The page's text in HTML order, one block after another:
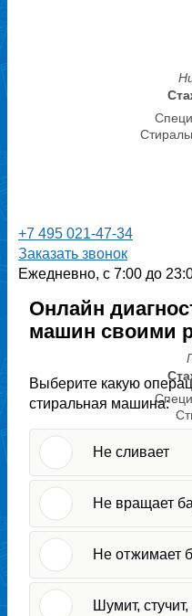
+7 495 021-47-34
Заказать звонок
Ежедневно, с 7:00 до
Онлайн
машин своими
Выберите какую
стиральная машина:
Не сливает
Не вращает
Не отжимает
Шумит,